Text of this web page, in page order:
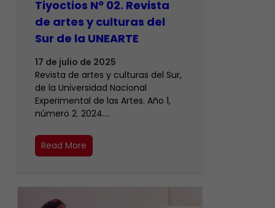
Tiyoctios Nº 02. Revista
de artes y culturas del
Sur de la UNEARTE
17 de julio de 2025
Revista de artes y culturas del Sur,
de la Universidad Nacional
Experimental de las Artes. Año 1,
número 2. 2024.…
Read More